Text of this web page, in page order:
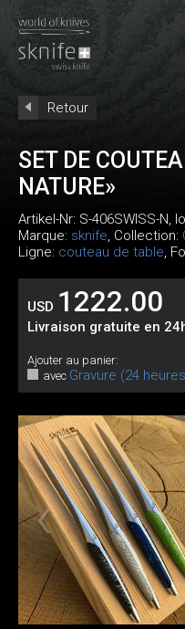
Retour
SET DE
NATURE»
Artikel-Nr: S-406SWISS-N,
Marque: sknife, Collection:
Ligne: couteau de table,
USD 1222.00
Livraison gratuite en
Ajouter au panier:
avec Gravure (24